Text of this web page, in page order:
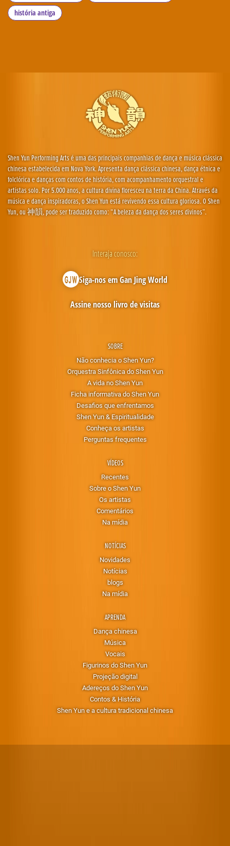
história antiga
Shen Yun Performing Arts é uma das principais companhias de dança e música clássica
chinesa estabelecida em Nova York. Apresenta dança clássica chinesa, dança étnica e
folclórica e danças com contos de história, com acompanhamento orquestral e
artistas solo. Por 5.000 anos, a cultura divina floresceu na terra da China. Através da
música e dança inspiradoras, o Shen Yun está revivendo essa cultura gloriosa. O Shen
Yun, ou 神韻, pode ser traduzido como: “A beleza da dança dos seres divinos”.
SOBRE
Não conhecia o Shen Yun?
Orquestra Sinfônica do Shen Yun
A vida no Shen Yun
Ficha informativa do Shen Yun
Desafios que enfrentamos
Shen Yun & Espiritualidade
Conheça os artistas
Perguntas frequentes
VÍDEOS
Recentes
Sobre o Shen Yun
Os artistas
Comentários
Na mídia
NOTÍCIAS
Novidades
Notícias
blogs
Na mídia
APRENDA
Dança chinesa
Música
Vocais
Figurinos do Shen Yun
Projeção digital
Adereços do Shen Yun
Contos & História
Shen Yun e a cultura tradicional chinesa
Interaja conosco:
Siga-nos em Gan Jing World
Assine nosso livro de visitas